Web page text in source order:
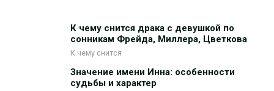
К чему снится драка с девушкой по
сонникам Фрейда, Миллера, Цветкова
К чему снится
Значение имени Инна: особенности
судьбы и характер